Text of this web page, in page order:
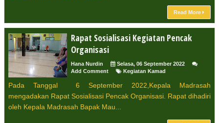
Read More
Rapat Sosialisasi Kegiatan Pencak
Organisasi
Hana Nurdin
Selasa, 06 September 2022
Add Comment
Kegiatan Kamad
Pada Tanggal 6 September 2022,Kepala Madrasah
mengadakan Rapat Sosialisasi Pencak Organisasi. Rapat dihadiri
oleh Kepala Madrasah Bapak Mau...